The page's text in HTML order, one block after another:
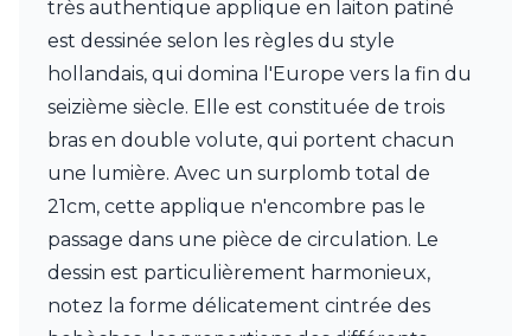
Charlot&Cie
Concept Verre
CVL Luminaires
Edito Paris
Elstead Lighting
Estro
Faro
Ferroluce Classic
Fine Art Lamps
Fontini
Gau Lighting
très authentique applique en laiton patiné
est dessinée selon les règles du style
hollandais, qui domina l'Europe vers la fin du
seizième siècle. Elle est constituée de trois
bras en double volute, qui portent chacun
une lumière. Avec un surplomb total de
21cm, cette applique n'encombre pas le
passage dans une pièce de circulation. Le
dessin est particulièrement harmonieux,
notez la forme délicatement cintrée des